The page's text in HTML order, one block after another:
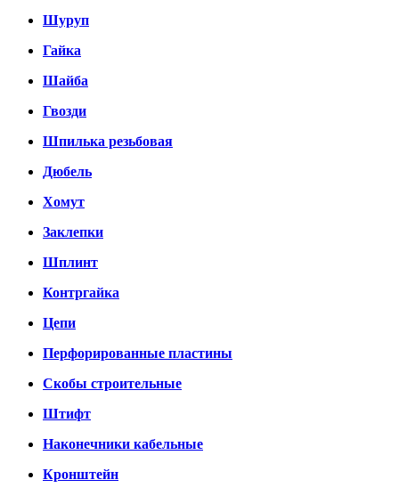
Шуруп
Гайка
Шайба
Гвозди
Шпилька резьбовая
Дюбель
Хомут
Заклепки
Шплинт
Контргайка
Цепи
Перфорированные пластины
Скобы строительные
Штифт
Наконечники кабельные
Кронштейн